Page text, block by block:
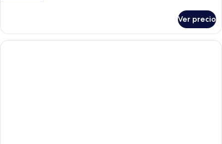
(Swim
|
Single
Use)
junior
(Swim
Up
Ver precio